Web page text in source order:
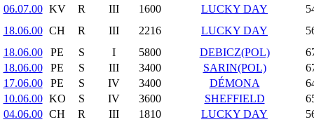
06.07.00 KV R III 1600 LUCKY DAY
18.06.00 CH R III 2216 LUCKY DAY
18.06.00
PE S I 5800 DEBICZ(POL)
18.06.00
PE S III 3400 SARIN(POL)
17.06.00
PE S IV 3400 DÉMONA
10.06.00 KO S IV 3600 SHEFFIELD
04.06.00 CH R III 1810 LUCKY DAY